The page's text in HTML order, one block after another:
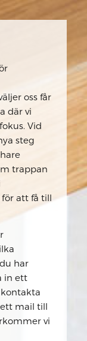
oss får
där vi
Vid
steg
trappan
att få till
har
in ett
mail till
vi